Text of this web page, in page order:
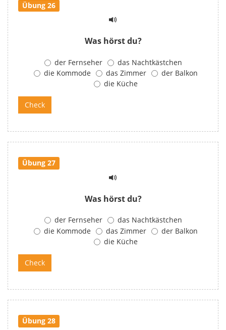
Übung 26
Was hörst du?
der Fernseher
das Nachtkästchen
die Kommode
das Zimmer
der Balkon
die Küche
Übung 27
Was hörst du?
der Fernseher
das Nachtkästchen
die Kommode
das Zimmer
der Balkon
die Küche
Übung 28